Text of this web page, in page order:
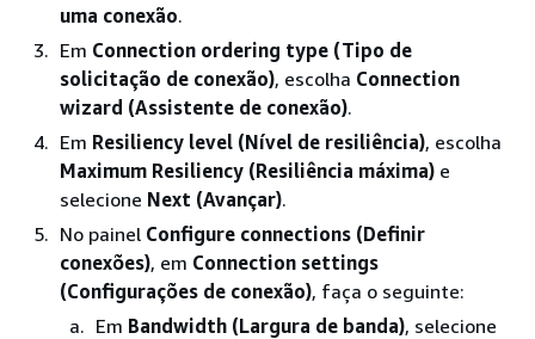
uma conexão.
Em Connection ordering type (Tipo de
solicitação de conexão), escolha Connection
wizard (Assistente de conexão).
Em Resiliency level (Nível de resiliência), escolha
Maximum Resiliency (Resiliência máxima) e
selecione Next (Avançar).
No painel Configure connections (Definir
conexões), em Connection settings
(Configurações de conexão), faça o seguinte:
Em Bandwidth (Largura de banda), selecione